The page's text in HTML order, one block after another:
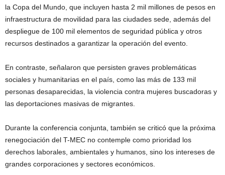
la Copa del Mundo, que incluyen hasta 2 mil millones de pesos en
infraestructura de movilidad para las ciudades sede, además del
despliegue de 100 mil elementos de seguridad pública y otros
recursos destinados a garantizar la operación del evento.
En contraste, señalaron que persisten graves problemáticas
sociales y humanitarias en el país, como las más de 133 mil
personas desaparecidas, la violencia contra mujeres buscadoras y
las deportaciones masivas de migrantes.
Durante la conferencia conjunta, también se criticó que la próxima
renegociación del T-MEC no contemple como prioridad los
derechos laborales, ambientales y humanos, sino los intereses de
grandes corporaciones y sectores económicos.